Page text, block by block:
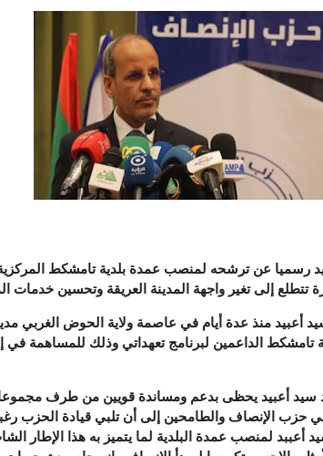
رسميا عن ترشحه لمنصب عمدة بلدية تامشكط
إلى تغير واجهة المدينة العريقة وتحسين خدمات
سيد أعبيد منذ عدة أيام في عاصمة ولاية الحوض الغربي
الداعمين لبرنامج تعهداتي وذلك للمساهمة في
سيد أعبيد يحظى بدعم ومساندة قويين من طرف
الإنصاف والطامحين إلى أن تلبي قيادة الحزب
أعببد لمنصب عمدة البلدية لما يتميز به هذا الإطار